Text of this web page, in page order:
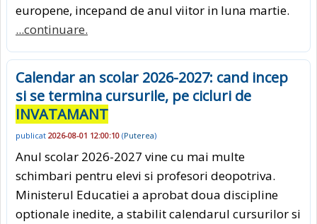
europene, incepand de anul viitor in luna martie.
...continuare.
Calendar an scolar 2026-2027: cand incep
si se termina cursurile, pe cicluri de
INVATAMANT
publicat 2026-08-01 12:00:10 (Puterea)
Anul scolar 2026-2027 vine cu mai multe
schimbari pentru elevi si profesori deopotriva.
Ministerul Educatiei a aprobat doua discipline
optionale inedite, a stabilit calendarul cursurilor si